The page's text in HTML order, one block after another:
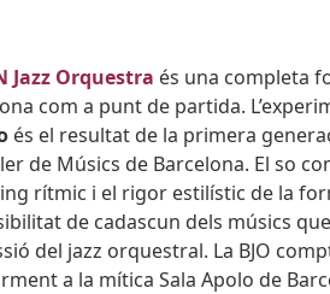
Jazz Orquestra és una completa
com a punt de partida.
és el resultat de la primera
de Músics de Barcelona. El so
rítmic i el rigor estilístic de la
de cadascun dels músics
del jazz orquestral. La BJO
a la mítica Sala Apolo de